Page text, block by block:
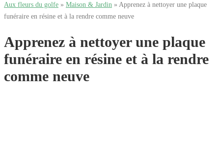
Aux fleurs du golfe » Maison & Jardin » Apprenez à nettoyer une plaque
funéraire en résine et à la rendre comme neuve
Apprenez à nettoyer une plaque
funéraire en résine et à la rendre
comme neuve